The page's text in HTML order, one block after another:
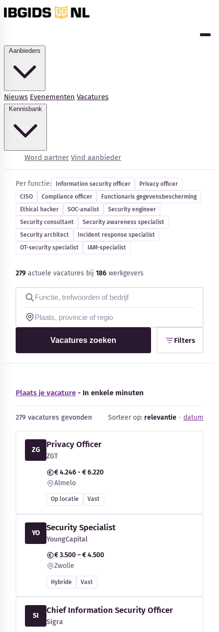
Nieuws Evenementen Vacatures
Word partner Vind aanbieder
Kennisbank
Blog
Bedrijfsupdates
Externe bronnen
Woordenboek
Auteurs
Cybersecurity-vacatures
Per functie: Information security officer
Privacy officer
CISO
Compliance officer
Functionaris gegevensbescherming
Ethical hacker
SOC-analist
Security engineer
Security consultant
Security awareness specialist
Security architect
Incident response specialist
OT-security specialist
IAM-specialist
279 actuele vacatures bij 186 werkgevers
Vacatures zoeken Filters
Plaats je vacature - In enkele minuten
279 vacatures gevonden Sorteer op: relevantie - datum
ZG
Privacy Officer
ZGT
€ 4.246 - € 6.220
Almelo
Op locatie Vast
YO
Security Specialist
YoungCapital
€ 3.500 – € 4.500
Zwolle
Hybride Vast
SI
Chief Information Security Officer
Sigra